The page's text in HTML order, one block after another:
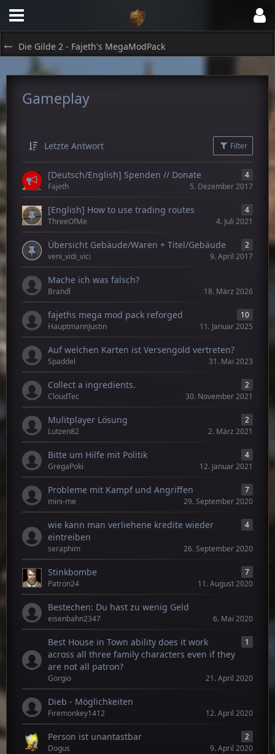
Die Gilde 2 - Fajeth's MegaModPack
Gameplay
Letzte Antwort Filter
[Deutsch/English] Spenden // Donate
4
Fajeth
5. Dezember 2017
[English] How to use trading routes
4
ThreeOfMe
4. Juli 2021
Übersicht Gebäude/Waren + Titel/Gebäude
2
veni_vidi_vici
9. April 2017
Mache ich was falsch?
Brandl 18. März 2026
fajeths mega mod pack reforged
10
HauptmannJustin
11. Januar 2025
Auf welchen Karten ist Versengold vertreten?
Spaddel 31. Mai 2023
Collect a ingredients.
2
CloudTec
30. November 2021
Mulitplayer Lösung
2
Lutzen82
2. März 2021
Bitte um Hilfe mit Politik
4
GregaPoki
12. Januar 2021
Probleme mit Kampf und Angriffen
7
mini-me
29. September 2020
wie kann man verliehene kredite wieder
eintreiben
4
seraphim 26. September 2020
Stinkbombe
7
Patron24
11. August 2020
Bestechen: Du hast zu wenig Geld
eisenbahn2347 6. Mai 2020
Best House in Town ability does it work
across all three family characters even if they
are not all patron?
1
Gorgio 21. April 2020
Dieb - Möglichkeiten
Firemonkey1412 12. April 2020
Person ist unantastbar
2
Dogus
9. April 2020